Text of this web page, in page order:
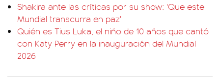
Shakira ante las críticas por su show: 'Que este
Mundial transcurra en paz'
Quién es Tius Luka, el niño de 10 años que cantó
con Katy Perry en la inauguración del Mundial
2026